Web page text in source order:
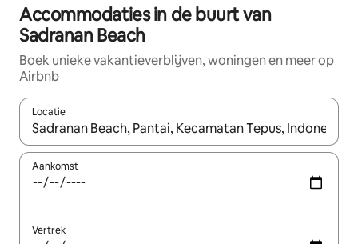
Accommodaties in de buurt van
Sadranan Beach
Boek unieke vakantieverblijven, woningen en meer op
Airbnb
Locatie
Wanneer er resultaten beschikbaar zijn, maak je een keuze
Aankomst
Vertrek